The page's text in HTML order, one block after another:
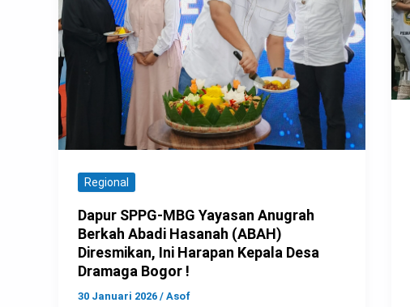
Regional
Dapur SPPG-MBG Yayasan Anugrah
Berkah Abadi Hasanah (ABAH)
Diresmikan, Ini Harapan Kepala Desa
Dramaga Bogor !
30 Januari 2026 / Asof